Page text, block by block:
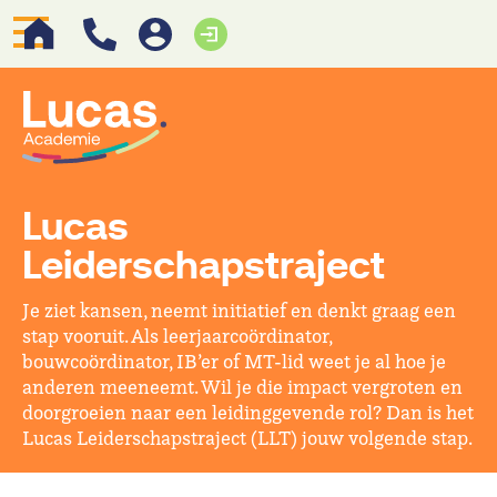
Lucas
Leiderschapstraject
Je ziet kansen, neemt initiatief en denkt graag een
stap vooruit. Als leerjaarcoördinator,
bouwcoördinator, IB’er of MT-lid weet je al hoe je
anderen meeneemt. Wil je die impact vergroten en
doorgroeien naar een leidinggevende rol? Dan is het
Lucas Leiderschapstraject (LLT) jouw volgende stap.